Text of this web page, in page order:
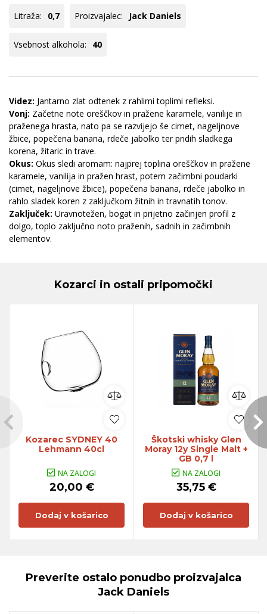
Litraža: 0,7 Proizvajalec: Jack Daniels
Vsebnost alkohola: 40
Videz: Jantarno zlat odtenek z rahlimi toplimi refleksi.
Vonj: Začetne note oreščkov in pražene karamele, vanilije in
praženega hrasta, nato pa se razvijejo še cimet, nageljnove
žbice, popečena banana, rdeče jabolko ter pridih sladkega
korena, žitaric in trave.
Okus: Okus sledi aromam: najprej toplina oreščkov in pražene
karamele, vanilija in pražen hrast, potem začimbni poudarki
(cimet, nageljnove žbice), popečena banana, rdeče jabolko in
rahlo sladek koren z zaključkom žitnih in travnatih tonov.
Zaključek: Uravnotežen, bogat in prijetno začinjen profil z
dolgo, toplo zaključno noto praženih, sadnih in začimbnih
elementov.
Kozarci in ostali pripomočki
Kozarec SYDNEY 40
Lehmann 40cl
NA ZALOGI
20,00 €
Dodaj v košarico
Škotski whisky Glen
Moray 12y Single Malt +
GB 0,7 l
NA ZALOGI
35,75 €
Dodaj v košarico
Preverite ostalo ponudbo proizvajalca
Jack Daniels